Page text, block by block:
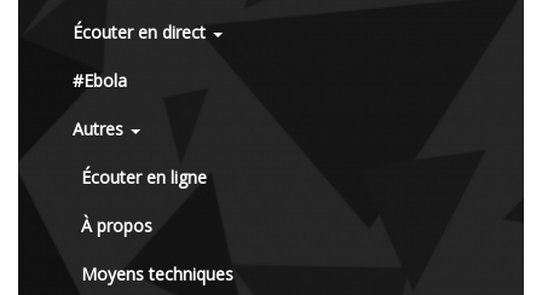
Écouter en direct
#Ebola
Autres
Écouter en ligne
À propos
Moyens techniques